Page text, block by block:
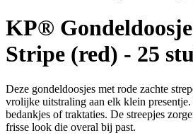
KP®
Stripe (red) - 25
Deze gondeldoosjes met rode zachte
vrolijke uitstraling aan elk klein
bedankjes of traktaties. De streepjes
frisse look die overal bij past.